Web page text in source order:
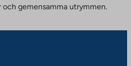
och gemensamma utrymmen.